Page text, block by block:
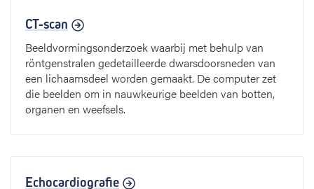
CT-scan
Beeldvormingsonderzoek waarbij met behulp van
röntgenstralen gedetailleerde dwarsdoorsneden van
een lichaamsdeel worden gemaakt. De computer zet
die beelden om in nauwkeurige beelden van botten,
organen en weefsels.
Echocardiografie